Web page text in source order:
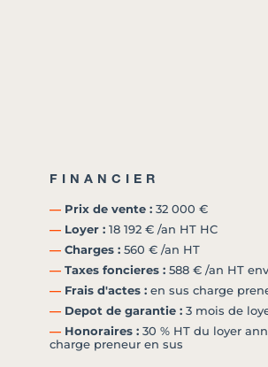
FINANCIER
― Prix de vente : 32 000 €
― Loyer : 18 192 € /an HT HC
― Charges : 560 € /an HT
― Taxes foncieres : 588 € /an HT
― Frais d'actes : en sus charge
― Depot de garantie : 3 mois de
― Honoraires : 30 % HT du loyer
charge preneur en sus